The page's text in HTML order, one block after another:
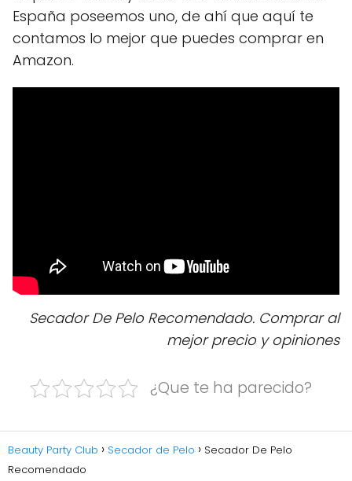
España poseemos uno, de ahí que aquí te
contamos lo mejor que puedes comprar en
Amazon.
Secador De Pelo Recomendado. Comprar al
mejor precio y opiniones
¿Que te ha parecido?
Beauty Party Club Secador de Pelo
Secador De Pelo
Recomendado